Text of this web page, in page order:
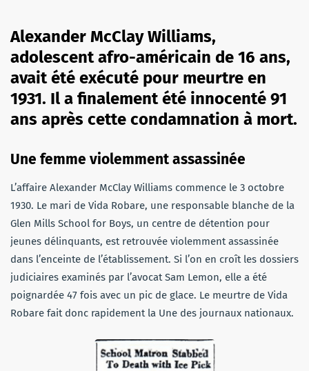
Alexander McClay Williams,
adolescent afro-américain de 16 ans,
avait été exécuté pour meurtre en
1931. Il a finalement été innocenté 91
ans après cette condamnation à mort.
Une femme violemment assassinée
L’affaire Alexander McClay Williams commence le 3 octobre
1930. Le mari de Vida Robare, une responsable blanche de la
Glen Mills School for Boys, un centre de détention pour
jeunes délinquants, est retrouvée violemment assassinée
dans l’enceinte de l’établissement. Si l’on en croît les dossiers
judiciaires examinés par l’avocat Sam Lemon, elle a été
poignardée 47 fois avec un pic de glace. Le meurtre de Vida
Robare fait donc rapidement la Une des journaux nationaux.